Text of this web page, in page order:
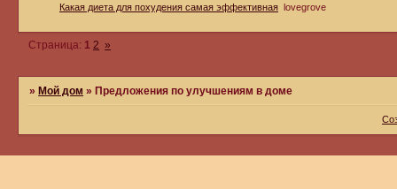
Какая диета для похудения самая эффективная lovegrove
Страница: 1 2 »
» Мой дом » Предложения по улучшениям в доме